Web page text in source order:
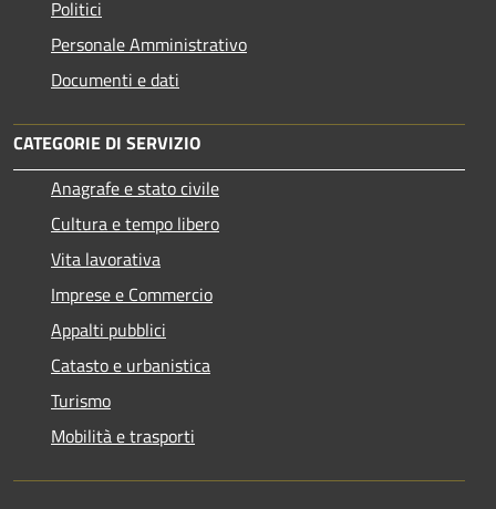
Politici
Personale Amministrativo
Documenti e dati
CATEGORIE DI SERVIZIO
Anagrafe e stato civile
Cultura e tempo libero
Vita lavorativa
Imprese e Commercio
Appalti pubblici
Catasto e urbanistica
Turismo
Mobilità e trasporti